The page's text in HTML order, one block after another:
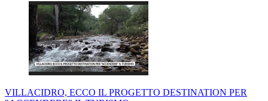
VILLACIDRO, ECCO IL PROGETTO DESTINATION PER